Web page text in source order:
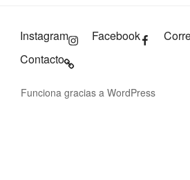
Instagram Facebook
Contacto
Funciona gracias a WordPress